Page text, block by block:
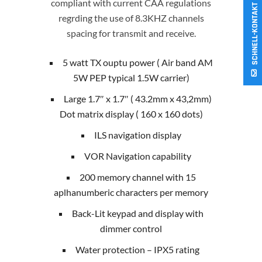
compliant with current CAA regulations
regrding the use of 8.3KHZ channels
spacing for transmit and receive.
5 watt TX ouptu power ( Air band AM
5W PEP typical 1.5W carrier)
Large 1.7″ x 1.7″ ( 43.2mm x 43,2mm)
Dot matrix display ( 160 x 160 dots)
ILS navigation display
VOR Navigation capability
200 memory channel with 15
aplhanumberic characters per memory
Back-Lit keypad and display with
dimmer control
Water protection – IPX5 rating
SCHNELL-KONTAKT